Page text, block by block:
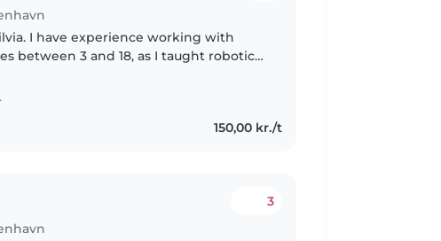
I have experience working with
between 3 and 18, as I taught robotics
150,00 kr./t
3